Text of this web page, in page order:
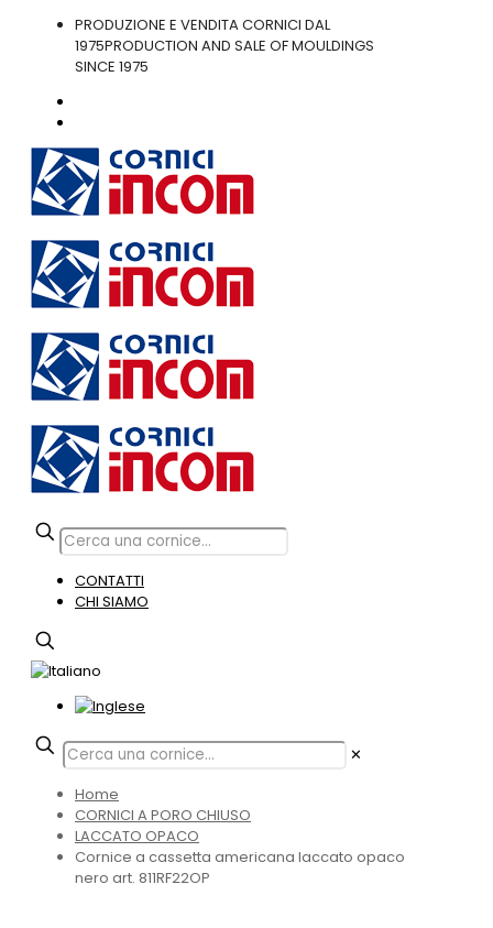
PRODUZIONE E VENDITA CORNICI DAL
1975PRODUCTION AND SALE OF MOULDINGS
SINCE 1975
CONTATTI
CHI SIAMO
✕
Home
CORNICI A PORO CHIUSO
LACCATO OPACO
Cornice a cassetta americana laccato opaco
nero art. 811RF22OP